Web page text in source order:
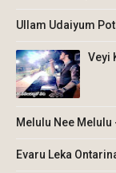
Ullam Udaiyum
Veyi
Melulu Nee
Evaru Leka